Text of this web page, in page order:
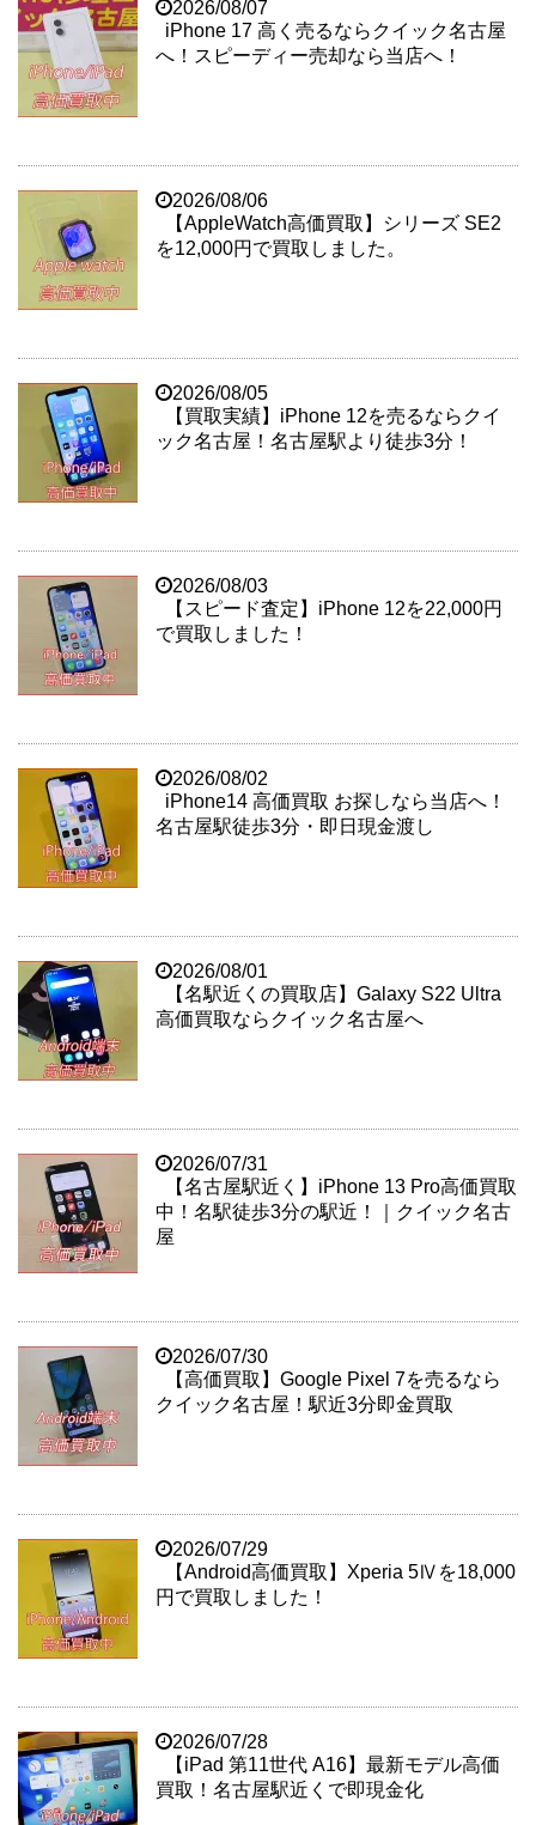
2026/08/07
iPhone 17 高く売るならクイック名古屋
へ！スピーディー売却なら当店へ！
2026/08/06
【AppleWatch高価買取】シリーズ SE2
を12,000円で買取しました。
2026/08/05
【買取実績】iPhone 12を売るならクイ
ック名古屋！名古屋駅より徒歩3分！
2026/08/03
【スピード査定】iPhone 12を22,000円
で買取しました！
2026/08/02
iPhone14 高価買取 お探しなら当店へ！
名古屋駅徒歩3分・即日現金渡し
2026/08/01
【名駅近くの買取店】Galaxy S22 Ultra
高価買取ならクイック名古屋へ
2026/07/31
【名古屋駅近く】iPhone 13 Pro高価買取
中！名駅徒歩3分の駅近！｜クイック名古
屋
2026/07/30
【高価買取】Google Pixel 7を売るなら
クイック名古屋！駅近3分即金買取
2026/07/29
【Android高価買取】Xperia 5Ⅳを18,000
円で買取しました！
2026/07/28
【iPad 第11世代 A16】最新モデル高価
買取！名古屋駅近くで即現金化